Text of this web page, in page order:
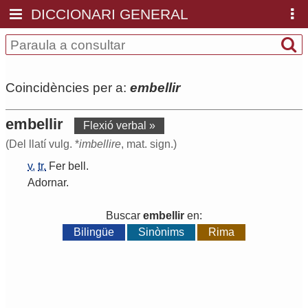
DICCIONARI GENERAL
Coincidències per a: embellir
embellir
Flexió verbal »
(Del llatí vulg. *imbellire, mat. sign.)
v. tr. Fer bell .
Adornar.
Buscar embellir en:
Bilingüe
Sinònims Rima